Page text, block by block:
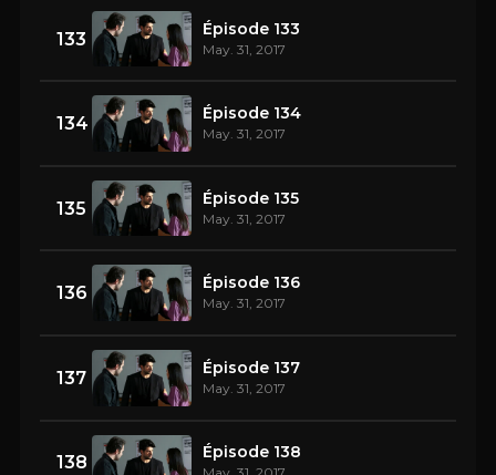
133 Épisode 133
May. 31, 2017
134 Épisode 134
May. 31, 2017
135 Épisode 135
May. 31, 2017
136 Épisode 136
May. 31, 2017
137 Épisode 137
May. 31, 2017
138 Épisode 138